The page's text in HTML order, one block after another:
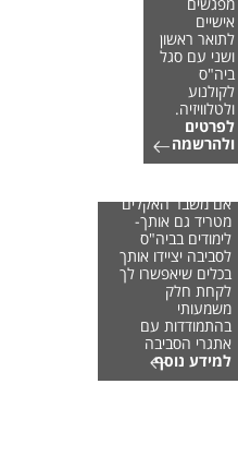
אישיים
לתואר ראשון
ושני עם סגל
ביה"ס
לקולנוע
ולטלוויזיה.
לפרטים
ולהרשמה
אם משבר האקלים
מטריד גם אותך-
לימודים בביה"ס
לסביבה יציידו אותך
בכלים שיאפשרו לך
לקחת חלק
משמעותי
בהתמודדות עם
אתגרי הסביבה
למידע נוסף